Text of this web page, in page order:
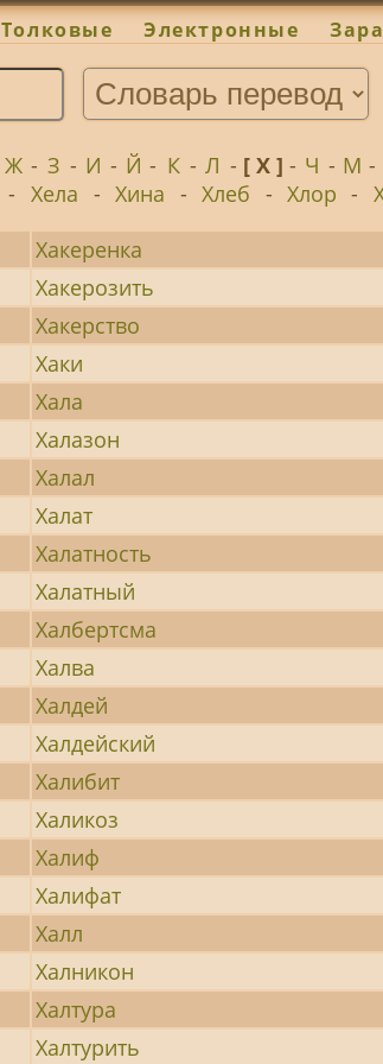
Толковые Электронные
Ж - З - И - Й - К - Л - [ Х ] - Ч - М -
- Хела - Хина - Хлеб - Хлор -
Хакеренка
Хакерозить
Хакерство
Хаки
Хала
Халазон
Халал
Халат
Халатность
Халатный
Халбертсма
Халва
Халдей
Халдейский
Халибит
Халикоз
Халиф
Халифат
Халл
Халникон
Халтура
Халтурить